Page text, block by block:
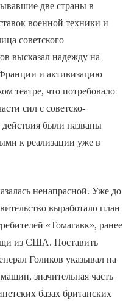
две страны в
военной техники и
советского
высказал надежду на
и активизацию
театре, что потребовало
сил с советско-
были названы
к реализации уже в
ненапрасной. Уже до
выработало план
«Томагавк», ранее
из США. Поставить
Голиков указывал на
значительная часть
базах британских